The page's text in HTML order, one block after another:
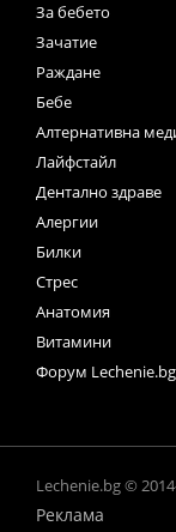
За бебето
Зачатие
Раждане
Бебе
Алтернативна
Лайфстайл
Дентално здраве
Алергии
Билки
Стрес
Анатомия
Витамини
Форум Lechenie.bg
Lechenie.bg ©
Реклама